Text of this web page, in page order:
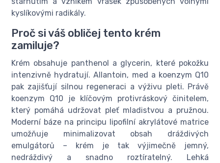
kyslíkovými radikály.
Proč si váš obličej tento krém
zamiluje?
Krém obsahuje panthenol a glycerin, které pokožku
intenzivně hydratují. Allantoin, med a koenzym Q10
pak zajišťují silnou regeneraci a výživu pleti. Právě
koenzym Q10 je klíčovým protivráskový činitelem,
který pomáhá udržovat pleť mladistvou a pružnou.
Moderní báze na principu lipofilní akrylátové matrice
umožňuje minimalizovat obsah dráždivých
emulgátorů – krém je tak výjimečně jemný,
nedráždivý a snadno roztíratelný. Lehká